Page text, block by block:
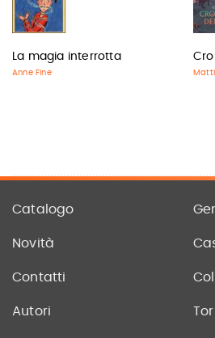
La magia interrotta
Anne Fine
Catalogo
Novità
Contatti
Autori